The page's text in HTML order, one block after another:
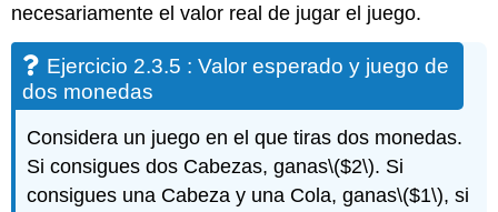
necesariamente el valor real de jugar el juego.
Ejercicio 2.3.5 : Valor esperado y juego de
dos monedas
Considera un juego en el que tiras dos monedas.
Si consigues dos Cabezas, ganas\($2\). Si
consigues una Cabeza y una Cola, ganas\($1\), si